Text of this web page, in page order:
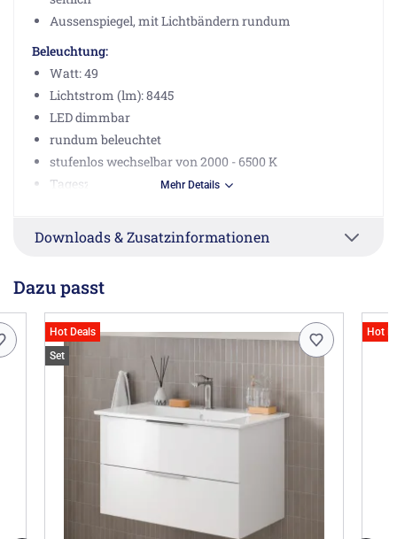
Aussenspiegel, mit Lichtbändern rundum
Beleuchtung:
Watt: 49
Lichtstrom (lm): 8445
LED dimmbar
rundum beleuchtet
stufenlos wechselbar von 2000 - 6500 K
Tageszeitsteuerung
Schutzart: IP44
Herstellerinformationen
W. Schneider+Co AG, Büntenrietstrasse 12, 8890 Flums
CH, info.de@wschneider.com
Mehr Details
Downloads & Zusatzinformationen
Dazu passt
Hot Deals
Set
Hot